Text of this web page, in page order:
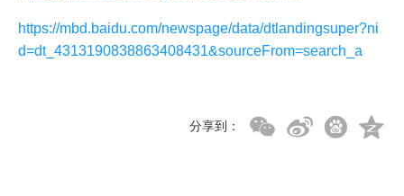
https://mbd.baidu.com/newspage/data/dtlandingsuper?ni
d=dt_4313190838863408431&sourceFrom=search_a
分享到：